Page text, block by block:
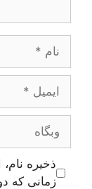
ایمیل
وبگاه
ذخیره
زمانی که